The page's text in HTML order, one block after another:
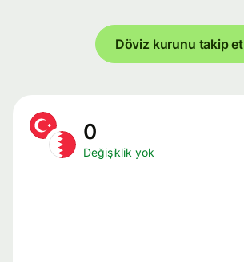
Döviz kurunu takip et
0
Değişiklik yok